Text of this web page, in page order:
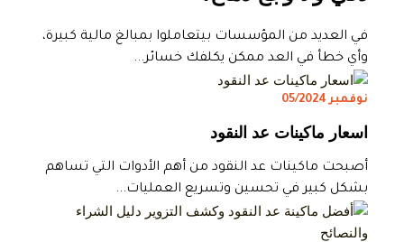
في العديد من المؤسسات بيتعاملوا بمبالغ مالية كبيرة،
وأي خطأ في العد ممكن يكلفك خسائر...
نوفمبر 05/2024
اسعار ماكينات عد النقود
أصبحت ماكينات عد النقود من أهم الأدوات التي تساهم
بشكل كبير في تحسين وتسريع العمليات...